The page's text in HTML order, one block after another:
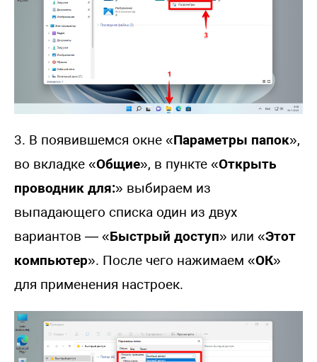
3. В появившемся окне «Параметры папок»,
во вкладке «Общие», в пункте «Открыть
проводник для:» выбираем из
выпадающего списка один из двух
вариантов — «Быстрый доступ» или «Этот
компьютер». После чего нажимаем «ОК»
для применения настроек.